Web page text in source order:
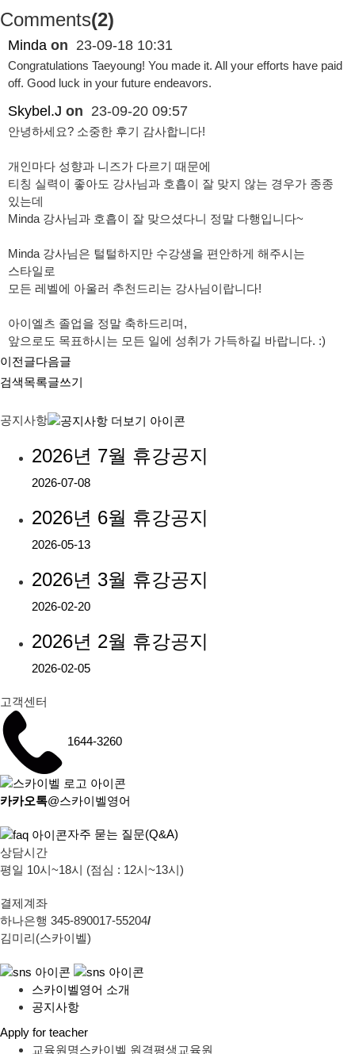
Comments(2)
Minda on 23-09-18 10:31
Congratulations Taeyoung! You made it. All your efforts have paid
off. Good luck in your future endeavors.
Skybel.J on 23-09-20 09:57
안녕하세요? 소중한 후기 감사합니다!
개인마다 성향과 니즈가 다르기 때문에
티칭 실력이 좋아도 강사님과 호흡이 잘 맞지 않는 경우가 종종
있는데
Minda 강사님과 호흡이 잘 맞으셨다니 정말 다행입니다~
Minda 강사님은 털털하지만 수강생을 편안하게 해주시는
스타일로
모든 레벨에 아울러 추천드리는 강사님이랍니다!
아이엘츠 졸업을 정말 축하드리며,
앞으로도 목표하시는 모든 일에 성취가 가득하길 바랍니다. :)
이전글다음글
검색목록글쓰기
공지사항
2026년 7월 휴강공지
2026-07-08
2026년 6월 휴강공지
2026-05-13
2026년 3월 휴강공지
2026-02-20
2026년 2월 휴강공지
2026-02-05
고객센터
1644-3260
카카오톡@스카이벨영어
자주 묻는 질문(Q&A)
상담시간
평일 10시~18시 (점심 : 12시~13시)
결제계좌
하나은행 345-890017-55204/
김미리(스카이벨)
스카이벨영어 소개
공지사항
Apply for teacher
교육원명스카이벨 원격평생교육원